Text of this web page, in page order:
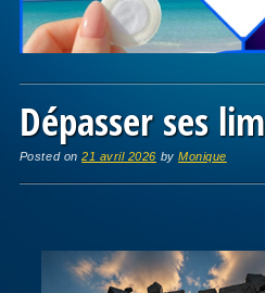
Dépasser ses
Posted on21 avril 2026 byMonique